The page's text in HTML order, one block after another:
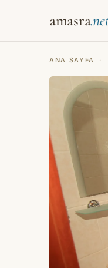
amasra
ANA SAYFA ·